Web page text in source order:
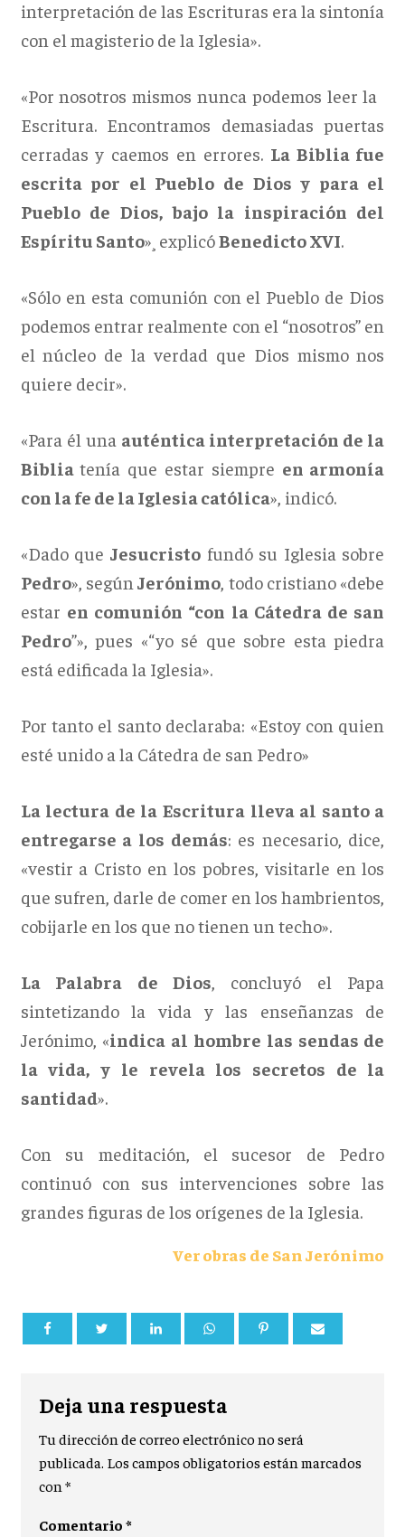
interpretación de las Escrituras era la sintonía
con el magisterio de la Iglesia».
«Por nosotros mismos nunca podemos leer la
Escritura. Encontramos demasiadas puertas
cerradas y caemos en errores. La Biblia fue
escrita por el Pueblo de Dios y para el
Pueblo de Dios, bajo la inspiración del
Espíritu Santo»¸ explicóBenedictoXVI.
«Sólo en esta comunión con el Pueblo de Dios
podemos entrar realmente con el “nosotros” en
el núcleo de la verdad que Dios mismo nos
quiere decir».
«Para él una auténtica interpretación de la
Bibliatenía que estar siempre en armonía
con la fe de la Iglesia católica», indicó.
«Dado que Jesucristofundó su Iglesia sobre
Pedro», segúnJerónimo, todo cristiano «debe
estar en comunión “con la Cátedra de san
Pedro”», pues «“yo sé que sobre esta piedra
está edificada la Iglesia».
Por tanto el santo declaraba: «Estoy con quien
esté unido a la Cátedra de san Pedro»
La lectura de la Escritura lleva al santo a
entregarse a los demás: es necesario, dice,
«vestir a Cristo en los pobres, visitarle en los
que sufren, darle de comer en los hambrientos,
cobijarle en los que no tienen un techo».
La Palabra de Dios, concluyó el Papa
sintetizando la vida y las enseñanzas de
Jerónimo, «indica al hombre las sendas de
la vida, y le revela los secretos de la
santidad».
Con su meditación, el sucesor de Pedro
continuó con sus intervenciones sobre las
grandes figuras de los orígenes de la Iglesia.
Ver obras de San Jerónimo
Deja una respuesta
Tu dirección de correo electrónico no será
publicada. Los campos obligatorios están marcados
con*
Comentario*